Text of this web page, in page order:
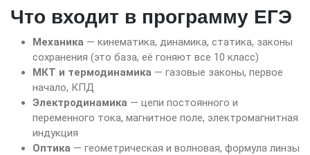
Что входит в программу ЕГЭ
Механика — кинематика, динамика, статика, законы
сохранения (это база, её гоняют все 10 класс)
МКТ и термодинамика — газовые законы, первое
начало, КПД
Электродинамика — цепи постоянного и
переменного тока, магнитное поле, электромагнитная
индукция
Оптика — геометрическая и волновая, формула линзы